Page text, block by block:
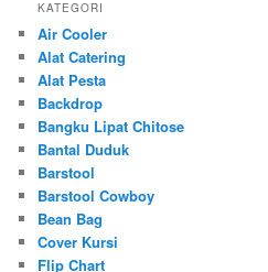
KATEGORI
Air Cooler
Alat Catering
Alat Pesta
Backdrop
Bangku Lipat Chitose
Bantal Duduk
Barstool
Barstool Cowboy
Bean Bag
Cover Kursi
Flip Chart